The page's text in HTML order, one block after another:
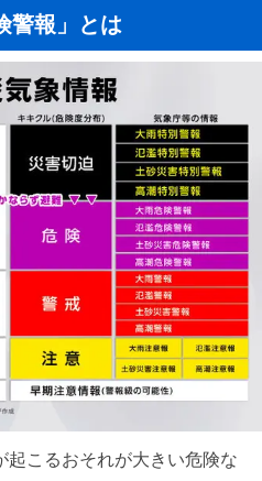
警報」とは
こるおそれが大きい危険な